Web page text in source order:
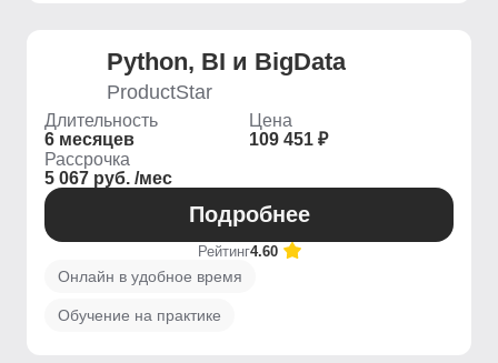
Python, BI и BigData
ProductStar
Длительность
6 месяцев
Цена
109 451 ₽
Рассрочка
5 067 руб. /мес
Подробнее
Рейтинг4.60
Онлайн в удобное время
Обучение на практике